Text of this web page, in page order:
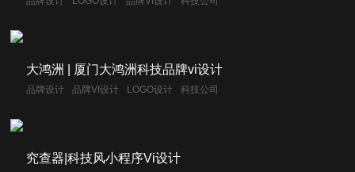
大鸿洲 | 厦门大鸿洲科技品牌vi设计
品牌设计 品牌VI设计 LOGO设计 科技公司
究查器|科技风小程序Vi设计